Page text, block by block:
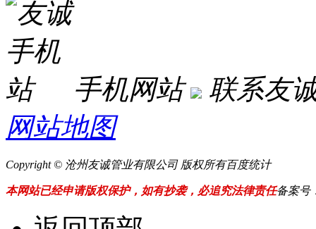
手机网站
联系友
网站地图
Copyright © 沧州友诚管业有限公司 版权所有百度统计
本网站已经申请版权保护，如有抄袭，必追究法律责任备案号